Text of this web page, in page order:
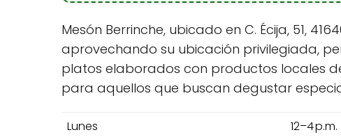
Mesón Berrinche, ubicado en C. Écija, 51,
aprovechando su ubicación privilegiada,
platos elaborados con productos locales
para aquellos que buscan degustar
Lunes
12–4 p.m.